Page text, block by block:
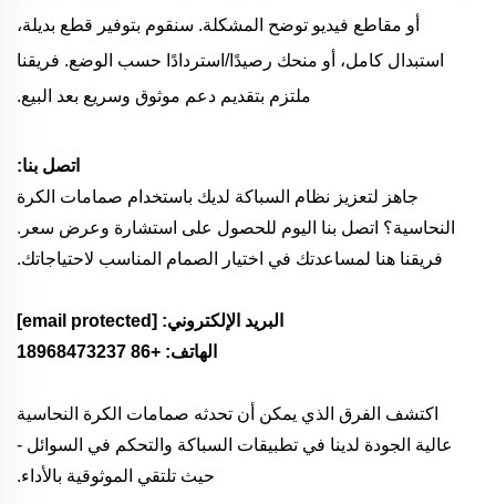
أو مقاطع فيديو توضح المشكلة. سنقوم بتوفير قطع بديلة،
استبدال كامل، أو منحك رصيدًا/استردادًا حسب الوضع. فريقنا
ملتزم بتقديم دعم موثوق وسريع بعد البيع.
اتصل بنا:
جاهز لتعزيز نظام السباكة لديك باستخدام صمامات الكرة
النحاسية؟ اتصل بنا اليوم للحصول على استشارة وعرض سعر.
فريقنا هنا لمساعدتك في اختيار الصمام المناسب لاحتياجاتك.
البريد الإلكتروني: [email protected]
الهاتف: +86 18968473237
اكتشف الفرق الذي يمكن أن تحدثه صمامات الكرة النحاسية
عالية الجودة لدينا في تطبيقات السباكة والتحكم في السوائل -
حيث تلتقي الموثوقية بالأداء.